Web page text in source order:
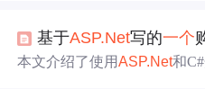
基于ASP.Net写的一个
本文介绍了使用ASP.Net和